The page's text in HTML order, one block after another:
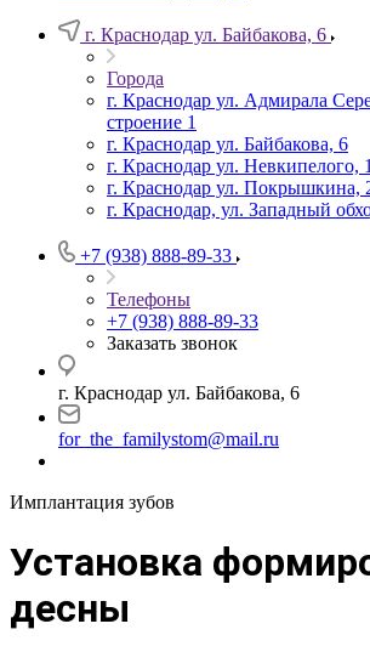
г. Краснодар ул. Байбакова, 6
Города
г. Краснодар ул. Адмирала
строение 1
г. Краснодар ул. Байбакова, 6
г. Краснодар ул. Невкипелого,
г. Краснодар ул. Покрышкина,
г. Краснодар, ул. Западный
+7 (938) 888-89-33
Телефоны
+7 (938) 888-89-33
Заказать звонок
г. Краснодар ул. Байбакова, 6
for_the_familystom@mail.ru
Имплантация зубов
Установка
десны